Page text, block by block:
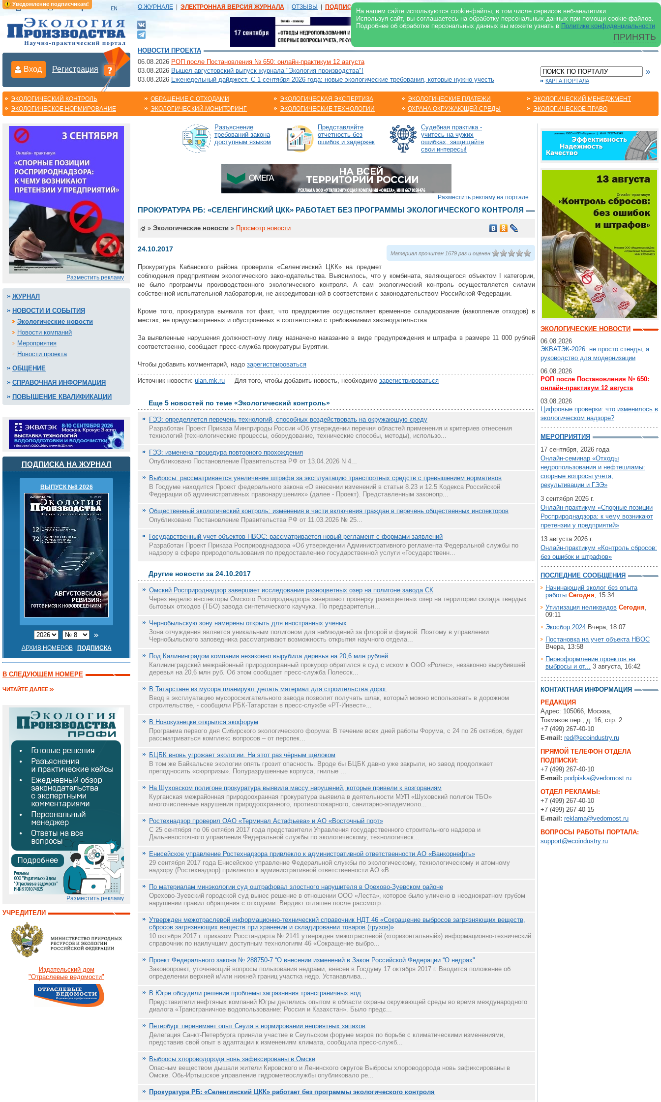
Уведомление подписчикам!
На нашем сайте используются cookie-файлы, в том числе сервисов веб-аналитики.
Используя сайт, вы соглашаетесь на обработку персональных данных при помощи cookie-файлов.
Подробнее об обработке персональных данных вы можете узнать в Политике конфиденциальности
ПРИНЯТЬ
О ЖУРНАЛЕ ЭЛЕКТРОННАЯ ВЕРСИЯ ЖУРНАЛА ОТЗЫВЫ ПОДПИСКА | В ЖУРНАЛЕ В ИНТЕРНЕТ
Вход Регистрация
НОВОСТИ ПРОЕКТА
06.08.2026 РОП после Постановления № 650: онлайн-практикум 12 августа
03.08.2026 Вышел августовский выпуск журнала "Экология производства"!
03.08.2026 Еженедельный дайджест. С 1 сентября 2026 года: новые экологические требования, которые нужно учесть КАРТА ПОРТАЛА
ЭКОЛОГИЧЕСКИЙ КОНТРОЛЬ
ЭКОЛОГИЧЕСКОЕ НОРМИРОВАНИЕ
ОБРАЩЕНИЕ С ОТХОДАМИ
ЭКОЛОГИЧЕСКИЙ МОНИТОРИНГ
ЭКОЛОГИЧЕСКАЯ ЭКСПЕРТИЗА
ЭКОЛОГИЧЕСКИЕ ТЕХНОЛОГИИ
ЭКОЛОГИЧЕСКИЕ ПЛАТЕЖИ
ОХРАНА ОКРУЖАЮЩЕЙ СРЕДЫ
ЭКОЛОГИЧЕСКИЙ МЕНЕДЖМЕНТ
ЭКОЛОГИЧЕСКОЕ ПРАВО
Разместить рекламу
ЖУРНАЛ
НОВОСТИ И СОБЫТИЯ
Экологические новости
Новости компаний
Мероприятия
Новости проекта
ОБЩЕНИЕ
СПРАВОЧНАЯ ИНФОРМАЦИЯ
ПОВЫШЕНИЕ КВАЛИФИКАЦИИ
ПОДПИСКА НА ЖУРНАЛ
ВЫПУСК №8 2026
АРХИВ НОМЕРОВ| ПОДПИСКА
В СЛЕДУЮЩЕМ НОМЕРЕ
ЧИТАЙТЕ ДАЛЕЕ
Разместить рекламу
УЧРЕДИТЕЛИ
Издательский дом
"Отраслевые ведомости"
Разъяснение
требований закона
доступным языком
Представляйте
отчетность без
ошибок и задержек
Судебная практика -
учитесь на чужих
ошибках, защищайте
свои интересы!
Разместить рекламу на портале
ПРОКУРАТУРА РБ: «СЕЛЕНГИНСКИЙ ЦКК» РАБОТАЕТ БЕЗ ПРОГРАММЫ ЭКОЛОГИЧЕСКОГО КОНТРОЛЯ
» Экологические новости » Просмотр новости
Материал прочитан 1679 раз и оценен
24.10.2017
Прокуратура Кабанского района проверила «Селенгинский ЦКК» на предмет
соблюдения предприятием экологического законодательства. Выяснилось, что у комбината, являющегося объектом I категории,
не было программы производственного экологического контроля. А сам экологический контроль осуществляется силами
собственной испытательной лаборатории, не аккредитованной в соответствии с законодательством Российской Федерации.
Кроме того, прокуратура выявила тот факт, что предприятие осуществляет временное складирование (накопление отходов) в
местах, не предусмотренных и обустроенных в соответствии с требованиями законодательства.
За выявленные нарушения должностному лицу назначено наказание в виде предупреждения и штрафа в размере 11 000 рублей
соответственно, сообщает пресс-служба прокуратуры Бурятии.
Чтобы добавить комментарий, надо зарегистрироваться
Источник новости: ulan.mk.ru Для того, чтобы добавить новость, необходимо зарегистрироваться
Еще 5 новостей по теме «Экологический контроль»
ГЭЭ: определяется перечень технологий, способных воздействовать на окружающую среду
Разработан Проект Приказа Минприроды России «Об утверждении перечня областей применения и критериев отнесения
технологий (технологические процессы, оборудование, технические способы, методы), использо...
ГЭЭ: изменена процедура повторного прохождения
Опубликовано Постановление Правительства РФ от 13.04.2026 N 4...
Выбросы: рассматривается увеличение штрафа за эксплуатацию транспортных средств с превышением нормативов
В Госдуме находится Проект федерального закона «О внесении изменений в статьи 8.23 и 12.5 Кодекса Российской
Федерации об административных правонарушениях» (далее - Проект). Представленным законопр...
Общественный экологический контроль: изменения в части включения граждан в перечень общественных инспекторов
Опубликовано Постановление Правительства РФ от 11.03.2026 № 25...
Государственный учет объектов НВОС: рассматривается новый регламент с формами заявлений
Разработан Проект Приказа Росприроднадзора «Об утверждении Административного регламента Федеральной службы по
надзору в сфере природопользования по предоставлению государственной услуги «Государственн...
Другие новости за 24.10.2017
Омский Росприроднадзор завершает исследование разноцветных озер на полигоне завода СК
Через неделю инспекторы Омского Роспироднадзора завершают проверку разноцветных озер на территории склада твердых
бытовых отходов (ТБО) завода синтетического каучука. По предварительн...
Чернобыльскую зону намерены открыть для иностранных ученых
Зона отчуждения является уникальным полигоном для наблюдений за флорой и фауной. Поэтому в управлении
Чернобыльского заповедника рассматривают возможность открытия научного отдела...
Под Калининградом компания незаконно вырубила деревья на 20,6 млн рублей
Калининградский межрайонный природоохранный прокурор обратился в суд с иском к ООО «Ролес», незаконно вырубившей
деревья на 20,6 млн руб. Об этом сообщает пресс-служба Полесск...
В Татарстане из мусора планируют делать материал для строительства дорог
Ввод в эксплуатацию мусоросжигательного завода позволит получать шлак, который можно использовать в дорожном
строительстве, - сообщили РБК-Татарстан в пресс-службе «РТ-Инвест»...
В Новокузнецке открылся экофорум
Программа первого дня Сибирского экологического форума: В течение всех дней работы Форума, с 24 по 26 октября, будет
рассматриваться комплекс вопросов – от перспек...
БЦБК вновь угрожает экологии. На этот раз чёрным щёлоком
В том же Байкальске экологии опять грозит опасность. Вроде бы БЦБК давно уже закрыли, но завод продолжает
преподносить «сюрпризы». Полуразрушенные корпуса, гнилые ...
На Шуховском полигоне прокуратура выявила массу нарушений, которые привели к возгораниям
Курганская межрайонная природоохранная прокуратура выявила в деятельности МУП «Шуховский полигон ТБО»
многочисленные нарушения природоохранного, противопожарного, санитарно-эпидемиоло...
Ростехнадзор проверил ОАО «Терминал Астафьева» и АО «Восточный порт»
С 25 сентября по 06 октября 2017 года представители Управления государственного строительного надзора и
Дальневосточного управления Федеральной службы по экологическому, технологическ...
Енисейское управление Ростехнадзора привлекло к административной ответственности АО «Ванкорнефть»
29 сентября 2017 года Енисейское управление Федеральной службы по экологическому, технологическому и атомному
надзору (Ростехнадзор) привлекло к административной ответственности АО «В...
По материалам минэкологии суд оштрафовал злостного нарушителя в Орехово-Зуевском районе
Орехово-Зуевский городской суд вынес решение в отношении ООО «Леста», которое было уличено в неоднократном грубом
нарушении правил обращения с отходами. Вердикт оглашен после рассмотр...
Утвержден межотраслевой информационно-технический справочник НДТ 46 «Сокращение выбросов загрязняющих веществ,
сбросов загрязняющих веществ при хранении и складировании товаров (грузов)»
10 октября 2017 г. приказом Росстандарта № 2141 утвержден межотраслевой («горизонтальный») информационно-технический
справочник по наилучшим доступным технологиям 46 «Сокращение выбро...
Проект Федерального закона № 288750-7 “О внесении изменений в Закон Российской Федерации “О недрах"
Законопроект, уточняющий вопросы пользования недрами, внесен в Госдуму 17 октября 2017 г. Вводится положение об
определении верхней и/или нижней границ участка недр. Устанавлива...
В Югре обсудили решение проблемы загрязнения трансграничных вод
Представители нефтяных компаний Югры делились опытом в области охраны окружающей среды во время международного
диалога «Трансграничное водопользование: Россия и Казахстан». Было предс...
Петербург перенимает опыт Сеула в нормировании неприятных запахов
Делегация Санкт-Петербурга приняла участие в Сеульском форуме мэров по борьбе с климатическими изменениями,
представив свой опыт в адаптации к изменениям климата, сообщила пресс-служб...
Выбросы хлороводорода новь зафиксированы в Омске
Опасным веществом дышали жители Кировского и Ленинского округов Выбросы хлороводорода новь зафиксированы в
Омске. Обь-Иртышское управление гидрометеослужбы опубликовало ре...
Прокуратура РБ: «Селенгинский ЦКК» работает без программы экологического контроля
ЭКОЛОГИЧЕСКИЕ НОВОСТИ
06.08.2026
ЭКВАТЭК-2026: не просто стенды, а
руководство для модернизации
06.08.2026
РОП после Постановления № 650:
онлайн-практикум 12 августа
03.08.2026
Цифровые проверки: что изменилось в
экологическом надзоре?
МЕРОПРИЯТИЯ
17 сентября, 2026 года
Онлайн-семинар «Отходы
недропользования и нефтешламы:
спорные вопросы учета,
рекультивации и ГЭЭ»
3 сентября 2026 г.
Онлайн-практикум «Спорные позиции
Росприроднадзора: к чему возникают
претензии у предприятий»
13 августа 2026 г.
Онлайн-практикум «Контроль сбросов:
без ошибок и штрафов»
ПОСЛЕДНИЕ СООБЩЕНИЯ
Начинающий эколог без опыта
работы Сегодня, 15:34
Утилизация неликвидов Сегодня,
09:11
Экосбор 2024 Вчера, 18:07
Постановка на учет объекта НВОС
Вчера, 13:58
Переоформление проектов на
выбросы и от... 3 августа, 16:42
КОНТАКТНАЯ ИНФОРМАЦИЯ
РЕДАКЦИЯ
Адрес: 105066, Москва,
Токмаков пер., д. 16, стр. 2
+7 (499) 267-40-10
E-mail: red@ecoindustry.ru
ПРЯМОЙ ТЕЛЕФОН ОТДЕЛА
ПОДПИСКИ:
+7 (499) 267-40-10
E-mail: podpiska@vedomost.ru
ОТДЕЛ РЕКЛАМЫ:
+7 (499) 267-40-10
+7 (499) 267-40-15
E-mail: reklama@vedomost.ru
ВОПРОСЫ РАБОТЫ ПОРТАЛА:
support@ecoindustry.ru